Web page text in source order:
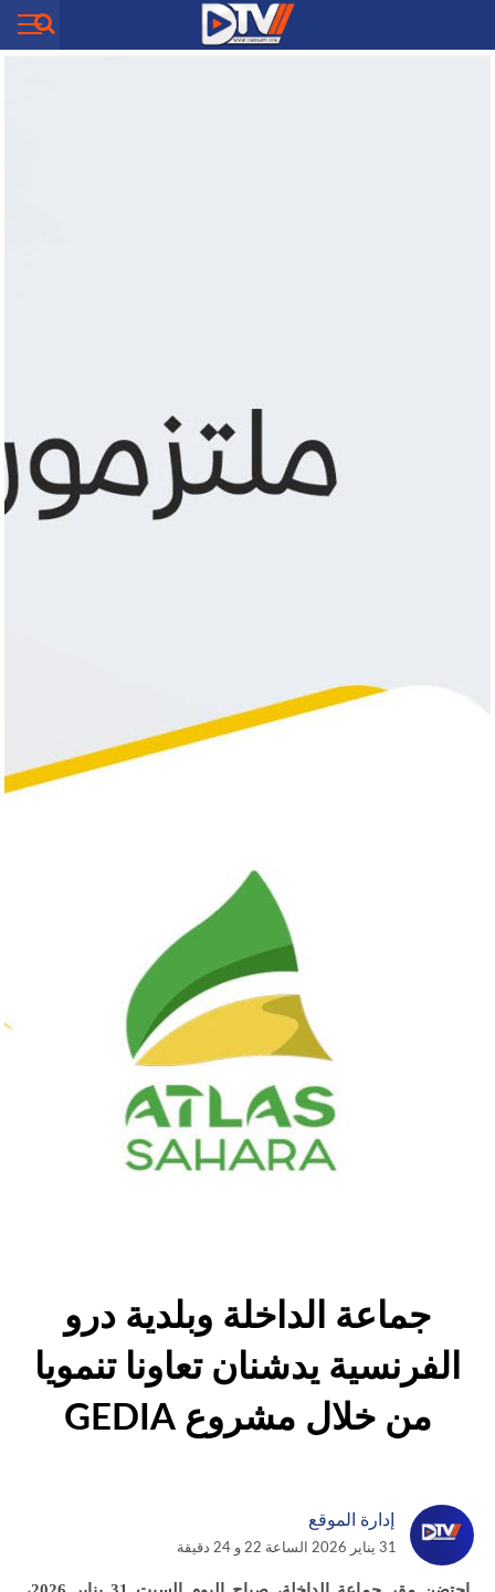
جماعة الداخلة وبلدية درو
الفرنسية يدشنان تعاونا تنمويا
من خلال مشروع GEDIA
إدارة الموقع
31 يناير 2026 الساعة 22 و 24 دقيقة